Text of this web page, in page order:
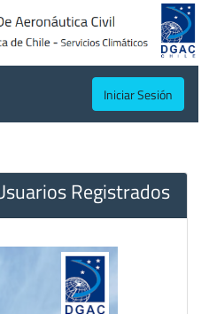
Iniciar Sesión
Registrados